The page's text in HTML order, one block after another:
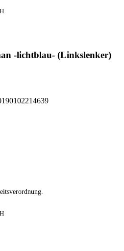
-lichtblau- (Linkslenker)